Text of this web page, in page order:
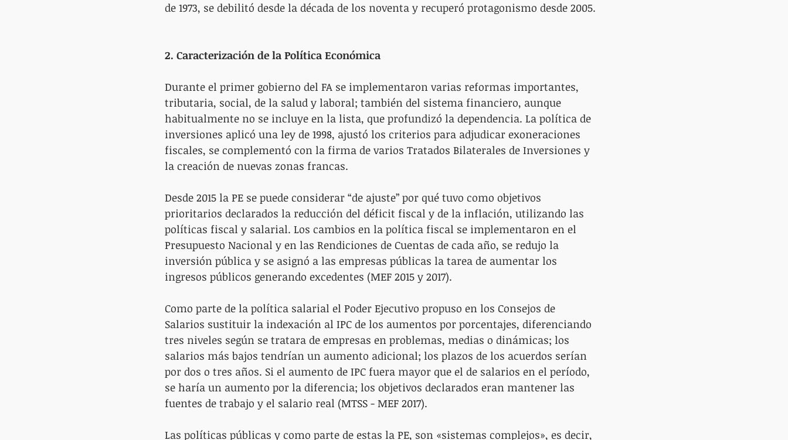
de 1973, se debilitó desde la década de los noventa y recuperó protagonismo desde 2005.
2. Caracterización de la Política Económica
Durante el primer gobierno del FA se implementaron varias reformas importantes,
tributaria, social, de la salud y laboral; también del sistema financiero, aunque
habitualmente no se incluye en la lista, que profundizó la dependencia. La política de
inversiones aplicó una ley de 1998, ajustó los criterios para adjudicar exoneraciones
fiscales, se complementó con la firma de varios Tratados Bilaterales de Inversiones y
la creación de nuevas zonas francas.
Desde 2015 la PE se puede considerar “de ajuste” por qué tuvo como objetivos
prioritarios declarados la reducción del déficit fiscal y de la inflación, utilizando las
políticas fiscal y salarial. Los cambios en la política fiscal se implementaron en el
Presupuesto Nacional y en las Rendiciones de Cuentas de cada año, se redujo la
inversión pública y se asignó a las empresas públicas la tarea de aumentar los
ingresos públicos generando excedentes (MEF 2015 y 2017).
Como parte de la política salarial el Poder Ejecutivo propuso en los Consejos de
Salarios sustituir la indexación al IPC de los aumentos por porcentajes, diferenciando
tres niveles según se tratara de empresas en problemas, medias o dinámicas; los
salarios más bajos tendrían un aumento adicional; los plazos de los acuerdos serían
por dos o tres años. Si el aumento de IPC fuera mayor que el de salarios en el período,
se haría un aumento por la diferencia; los objetivos declarados eran mantener las
fuentes de trabajo y el salario real (MTSS - MEF 2017).
Las políticas públicas y como parte de estas la PE, son «sistemas complejos», es decir,